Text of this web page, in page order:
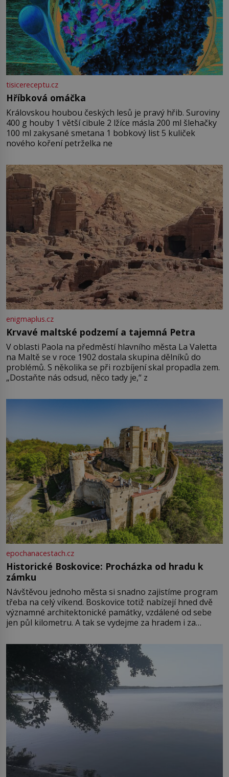
tisicereceptu.cz
Hříbková omáčka
Královskou houbou českých lesů je pravý hřib. Suroviny
400 g houby 1 větší cibule 2 lžíce másla 200 ml šlehačky
100 ml zakysané smetana 1 bobkový list 5 kuliček
nového koření petrželka ne
enigmaplus.cz
Krvavé maltské podzemí a tajemná Petra
V oblasti Paola na předměstí hlavního města La Valetta
na Maltě se v roce 1902 dostala skupina dělníků do
problémů. S několika se při rozbíjení skal propadla zem.
„Dostaňte nás odsud, něco tady je,“ z
epochanacestach.cz
Historické Boskovice: Procházka od hradu k
zámku
Návštěvou jednoho města si snadno zajistíme program
třeba na celý víkend. Boskovice totiž nabízejí hned dvě
významné architektonické památky, vzdálené od sebe
jen půl kilometru. A tak se vydejme za hradem i za
Boskovice na okraji Drahanské vrchoviny vznikla někdy
ve13. století, a už v roce 1313 kronikáři zaznamenali